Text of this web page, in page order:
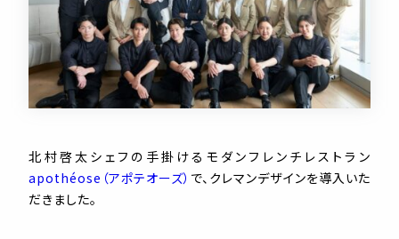
北村啓太シェフの手掛けるモダンフレンチレストラン
apothéose（アポテオーズ） で、クレマンデザインを導入いた
だきました。